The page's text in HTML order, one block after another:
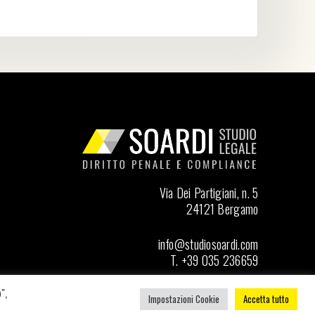
Via Dei Partigiani, n. 5
24121 Bergamo
info@studiosoardi.com
T. +39 035 236659
Seguici su LinkedIn
Impostazioni Cookie Accetta tutto